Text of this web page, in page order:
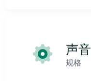
声音
规格